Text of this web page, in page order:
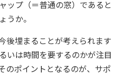
ップ（＝普通の窓）であると
うか。
後埋まることが考えられます
いは時間を要するのかが注目
のポイントとなるのが、サポ